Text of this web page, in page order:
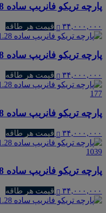
پارچه تریکو فانریپ ساده 1.28 گردباف | سرخابی
۳۴,۰۰۰,۰۰۰ قیمت هر طاقه
پارچه تریکو فانریپ ساده 1.28 گردباف | بنفش
۳۴,۰۰۰,۰۰۰ قیمت هر طاقه
پارچه تریکو فانریپ ساده 1.28 گردباف | فیروزه ای 77
۳۴,۰۰۰,۰۰۰ قیمت هر طاقه
پارچه تریکو فانریپ ساده 1.28 گردباف | قهوه ای تیره
۳۴,۰۰۰,۰۰۰ قیمت هر طاقه